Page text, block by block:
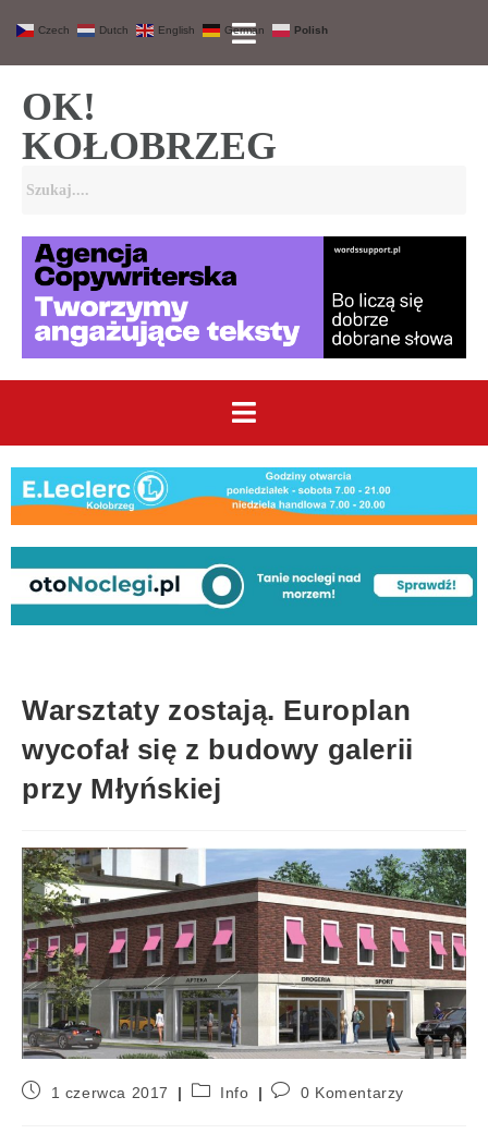
OK!
KOŁOBRZEG
Warsztaty zostają. Europlan
wycofał się z budowy galerii
przy Młyńskiej
1 czerwca 2017 Info 0 Komentarzy
Czech Dutch English German Polish